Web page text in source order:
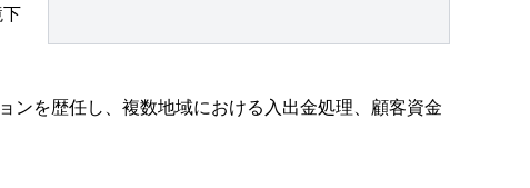
ンを歴任し、複数地域における入出金処理、顧客資金